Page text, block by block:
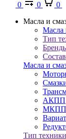
0 0
0
Масла и
Масла
Тип
Состав
Масла и
АКПП
МКПП
Тип техники